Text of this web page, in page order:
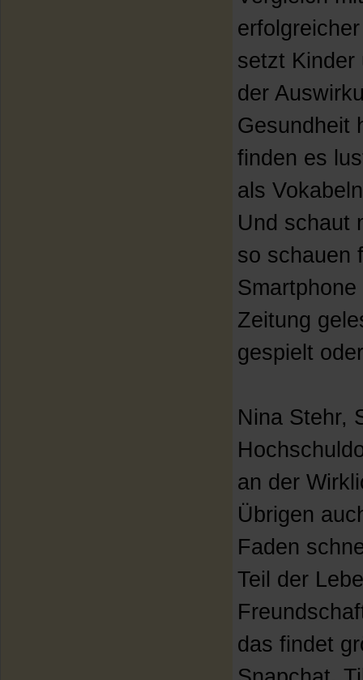
setzt Kinder
der
Gesundheit
finden es
als
Und schaut
so schauen
Zeitung
gespielt
Nina Stehr,
an der
Übrigen
Faden
Teil der
das findet